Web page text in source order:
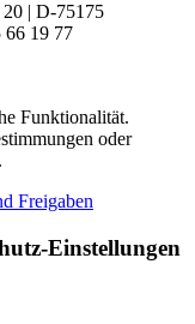
| D-75175
66 19 77
Funktionalität.
oder
Freigaben
Einstellungen